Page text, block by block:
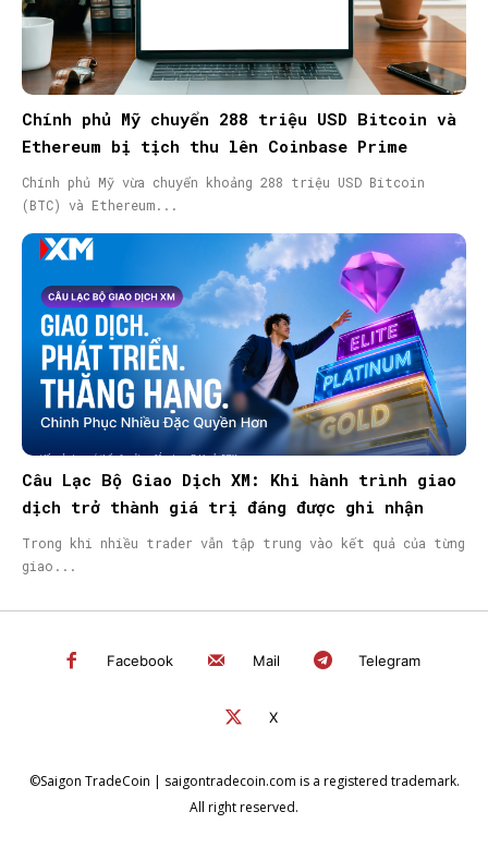
Chính phủ Mỹ chuyển 288 triệu USD Bitcoin và
Ethereum bị tịch thu lên Coinbase Prime
Chính phủ Mỹ vừa chuyển khoảng 288 triệu USD Bitcoin
(BTC) và Ethereum...
Câu Lạc Bộ Giao Dịch XM: Khi hành trình giao
dịch trở thành giá trị đáng được ghi nhận
Trong khi nhiều trader vẫn tập trung vào kết quả của từng
giao...
Facebook Mail Telegram
X
©Saigon TradeCoin | saigontradecoin.com is a registered trademark.
All right reserved.